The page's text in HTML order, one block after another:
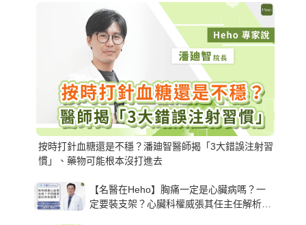
按時打針血糖還是不穩？潘廸智醫師揭「3大錯誤注射習
慣」、藥物可能根本沒打進去
【名醫在Heho】胸痛一定是心臟病嗎？一
定要裝支架？心臟科權威張其任主任解析支